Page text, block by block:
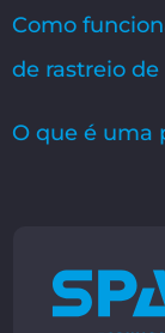
Como
de rastreio de
O que é uma